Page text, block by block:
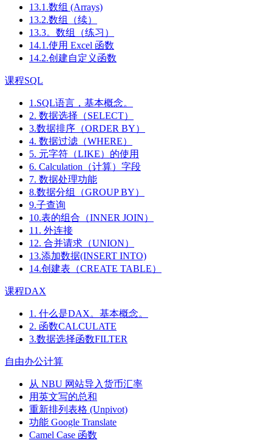
13.1.数组 (Arrays)
13.2.数组（续）
13.3。数组（练习）
14.1.使用 Excel 函数
14.2.创建自定义函数
课程SQL
1.SQL语言，基本概念。
2. 数据选择（SELECT）
3.数据排序（ORDER BY）
4. 数据过滤（WHERE）
5. 元字符（LIKE）的使用
6. Calculation（计算）字段
7. 数据处理功能
8.数据分组（GROUP BY）
9.子查询
10.表的组合（INNER JOIN）
11. 外连接
12. 合并请求（UNION）
13.添加数据(INSERT INTO)
14.创建表（CREATE TABLE）
课程DAX
1. 什么是DAX。基本概念。
2. 函数CALCULATE
3.数据选择函数FILTER
自由办公计算
从 NBU 网站导入货币汇率
用英文写的总和
重新排列表格 (Unpivot)
功能 Google Translate
Camel Case 函数